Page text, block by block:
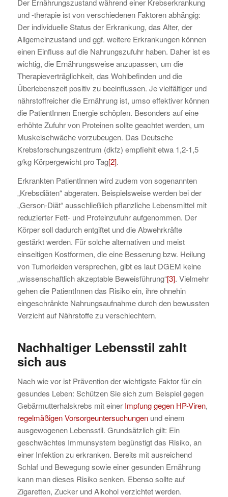
Der Ernährungszustand während einer Krebserkrankung
und -therapie ist von verschiedenen Faktoren abhängig:
Der individuelle Status der Erkrankung, das Alter, der
Allgemeinzustand und ggf. weitere Erkrankungen können
einen Einfluss auf die Nahrungszufuhr haben. Daher ist es
wichtig, die Ernährungsweise anzupassen, um die
Therapieverträglichkeit, das Wohlbefinden und die
Überlebenszeit positiv zu beeinflussen. Je vielfältiger und
nährstoffreicher die Ernährung ist, umso effektiver können
die PatientInnen Energie schöpfen. Besonders auf eine
erhöhte Zufuhr von Proteinen sollte geachtet werden, um
Muskelschwäche vorzubeugen. Das Deutsche
Krebsforschungszentrum (dkfz) empfiehlt etwa 1,2-1,5
g/kg Körpergewicht pro Tag[2].
Erkrankten PatientInnen wird zudem von sogenannten
„Krebsdiäten“ abgeraten. Beispielsweise werden bei der
„Gerson-Diät“ ausschließlich pflanzliche Lebensmittel mit
reduzierter Fett- und Proteinzufuhr aufgenommen. Der
Körper soll dadurch entgiftet und die Abwehrkräfte
gestärkt werden. Für solche alternativen und meist
einseitigen Kostformen, die eine Besserung bzw. Heilung
von Tumorleiden versprechen, gibt es laut DGEM keine
„wissenschaftlich akzeptable Beweisführung“[3]. Vielmehr
gehen die PatientInnen das Risiko ein, ihre ohnehin
eingeschränkte Nahrungsaufnahme durch den bewussten
Verzicht auf Nährstoffe zu verschlechtern.
Nachhaltiger Lebensstil zahlt
sich aus
Nach wie vor ist Prävention der wichtigste Faktor für ein
gesundes Leben: Schützen Sie sich zum Beispiel gegen
Gebärmutterhalskrebs mit einer Impfung gegen HP-Viren,
regelmäßigen Vorsorgeuntersuchungenund einem
ausgewogenen Lebensstil. Grundsätzlich gilt: Ein
geschwächtes Immunsystem begünstigt das Risiko, an
einer Infektion zu erkranken. Bereits mit ausreichend
Schlaf und Bewegung sowie einer gesunden Ernährung
kann man dieses Risiko senken. Ebenso sollte auf
Zigaretten, Zucker und Alkohol verzichtet werden.